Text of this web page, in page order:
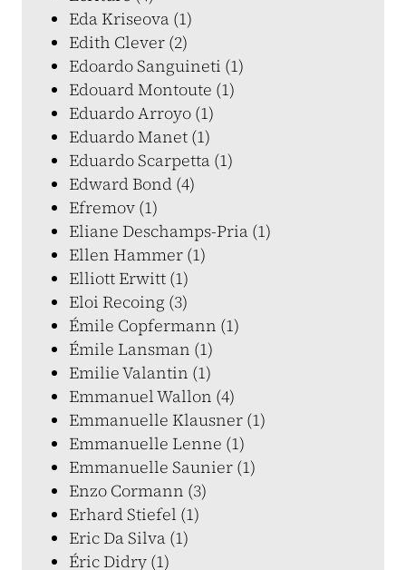
Eda Kriseova (1)
Edith Clever (2)
Edoardo Sanguineti (1)
Edouard Montoute (1)
Eduardo Arroyo (1)
Eduardo Manet (1)
Eduardo Scarpetta (1)
Edward Bond (4)
Efremov (1)
Eliane Deschamps-Pria (1)
Ellen Hammer (1)
Elliott Erwitt (1)
Eloi Recoing (3)
Émile Copfermann (1)
Émile Lansman (1)
Emilie Valantin (1)
Emmanuel Wallon (4)
Emmanuelle Klausner (1)
Emmanuelle Lenne (1)
Emmanuelle Saunier (1)
Enzo Cormann (3)
Erhard Stiefel (1)
Eric Da Silva (1)
Éric Didry (1)